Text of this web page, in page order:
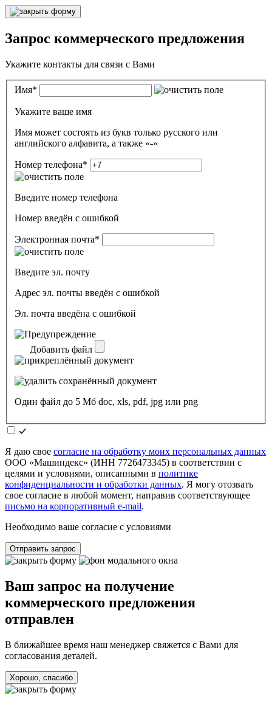
Запрос коммерческого предложения
Укажите контакты для связи с Вами
Имя*
Укажите ваше имя
Имя может состоять из букв только русского или
английского алфавита, а также «-»
Номер телефона*
Введите номер телефона
Номер введён c ошибкой
Электронная почта*
Введите эл. почту
Адрес эл. почты введён с ошибкой
Эл. почта введёна с ошибкой
Добавить файл
Один файл до 5 Мб doc, xls, pdf, jpg или png
Я даю свое согласие на обработку моих персональных данных
ООО «Машиндекс» (ИНН 7726473345) в соответствии с
целями и условиями, описанными в политике
конфиденциальности и обработки данных. Я могу отозвать
свое согласие в любой момент, направив соответствующее
письмо на корпоративный e-mail.
Необходимо ваше согласие с условиями
Отправить запрос
Ваш запрос на получение
коммерческого предложения
отправлен
В ближайшее время наш менеджер свяжется с Вами для
согласования деталей.
Хорошо, спасибо